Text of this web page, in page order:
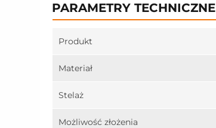
PARAMETRY TECHNICZNE
Produkt
Materiał
Stelaż
Możliwość złożenia